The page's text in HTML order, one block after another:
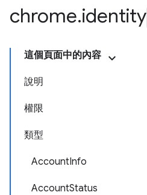
chrome.identity
這個頁面中的內容
說明
權限
類型
AccountInfo
AccountStatus